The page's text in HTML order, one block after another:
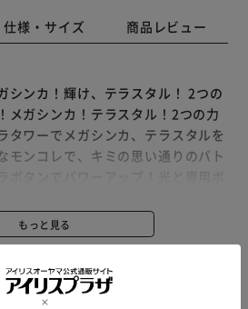
仕様・サイズ 商品レビュー
シンカ！輝け、テラスタル！ 2つの
メガシンカ！テラスタル！2つの力
タワーでメガシンカ、テラスタルを
モンコレで、キミの思い通りのバト
わざを決めろ！かいふくボタンでポ
でダメージコントロール。HPゲー
もっと見る